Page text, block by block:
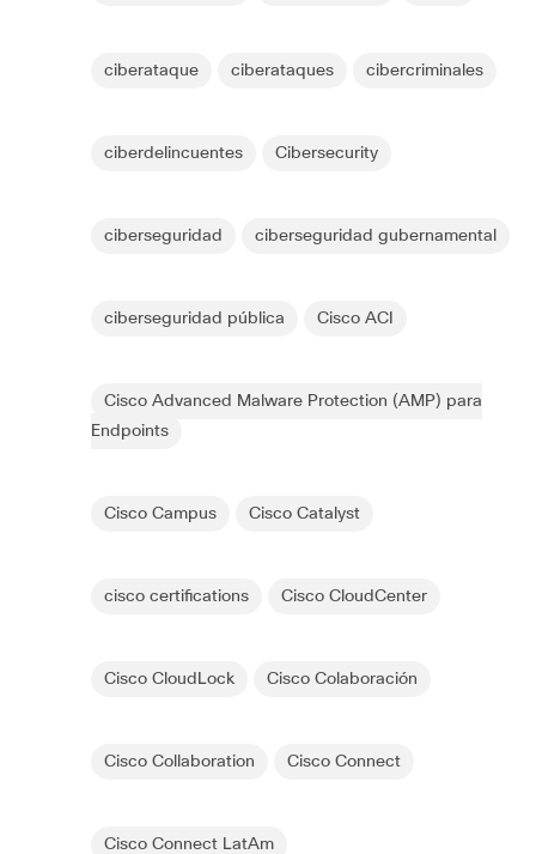
ciberataque ciberataques cibercriminales
ciberdelincuentes Cibersecurity
ciberseguridad ciberseguridad gubernamental
ciberseguridad pública Cisco ACI
Cisco Advanced Malware Protection (AMP) para
Endpoints
Cisco Campus Cisco Catalyst
cisco certifications Cisco CloudCenter
Cisco CloudLock Cisco Colaboración
Cisco Collaboration Cisco Connect
Cisco Connect LatAm